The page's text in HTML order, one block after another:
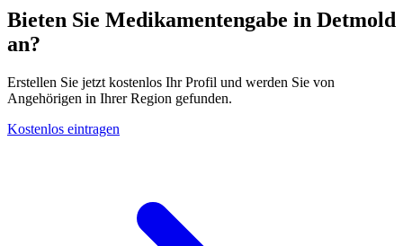
Bieten Sie Medikamentengabe in Detmold
an?
Erstellen Sie jetzt kostenlos Ihr Profil und werden Sie von
Angehörigen in Ihrer Region gefunden.
Kostenlos eintragen